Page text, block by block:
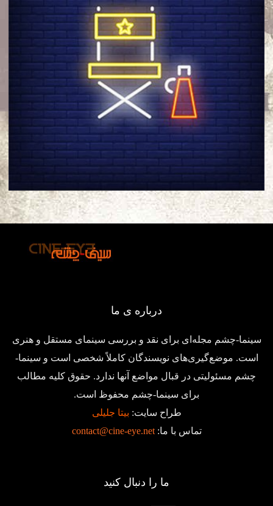
درباره ی ما
سینما-چشم مجله‌ای برای نقد و بررسی سینمای مستقل و هنری
است. موضع‌گیری‌های نویسندگان کاملاً شخصی است و سینما-
چشم مسئولیتی در قبال مواضع آنها ندارد. حقوق کلیه مطالب
برای سینما-چشم محفوظ است.
طراح سایت: بیتا جلیلی
تماس با ما:contact@cine-eye.net
ما را دنبال کنید